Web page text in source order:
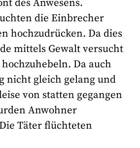
des Anwesens.
die Einbrecher
hochzudrücken. Da dies
mittels Gewalt versucht
Da auch
nicht gleich gelang und
von statten gegangen
Anwohner
Täter flüchteten